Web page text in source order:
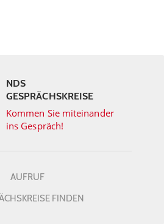
NDS
GESPRÄCHSKREISE
Kommen Sie miteinander
ins Gespräch!
AUFRUF
FINDEN